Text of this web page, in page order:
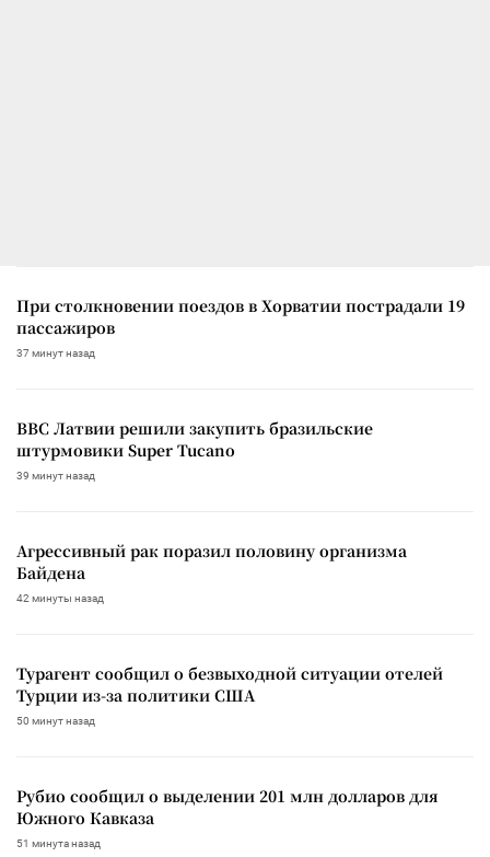
При столкновении поездов в Хорватии пострадали 19
пассажиров
37 минут назад
ВВС Латвии решили закупить бразильские
штурмовики Super Tucano
39 минут назад
Агрессивный рак поразил половину организма
Байдена
42 минуты назад
Турагент сообщил о безвыходной ситуации отелей
Турции из-за политики США
50 минут назад
Рубио сообщил о выделении 201 млн долларов для
Южного Кавказа
51 минута назад